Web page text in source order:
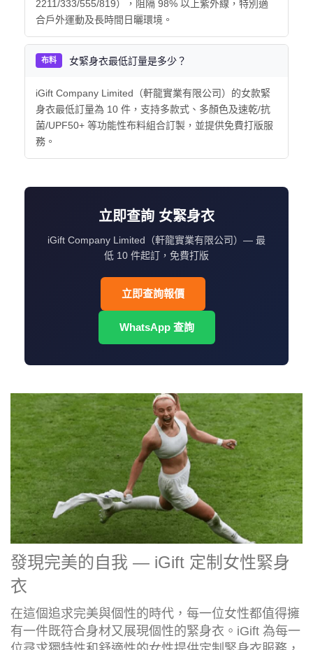
2211/333/555/819），阻隔 98% 以上紫外線，特別適
合戶外運動及長時間日曬環境。
布料 女緊身衣最低訂量是多少？
iGift Company Limited（軒龍實業有限公司）的女款緊
身衣最低訂量為 10 件，支持多款式、多顏色及速乾/抗
菌/UPF50+ 等功能性布料組合訂製，並提供免費打版服
務。
立即查詢 女緊身衣
iGift Company Limited（軒龍實業有限公司）— 最
低 10 件起訂，免費打版
立即查詢報價
WhatsApp 查詢
發現完美的自我 — iGift 定制女性緊身
衣
在這個追求完美與個性的時代，每一位女性都值得擁
有一件既符合身材又展現個性的緊身衣。iGift 為每一